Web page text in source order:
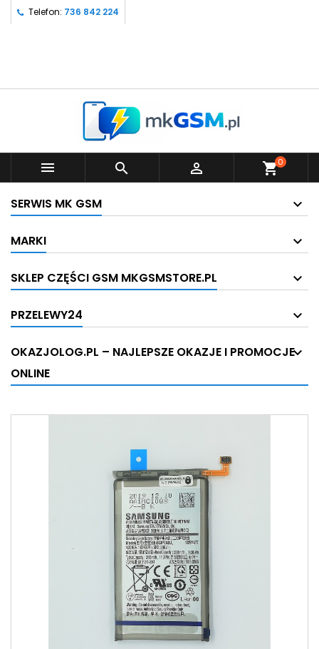
Telefon: 736 842 224
   shopping_cart0
SERWIS MK GSM
MARKI
SKLEP CZĘŚCI GSM MKGSMSTORE.PL
PRZELEWY24
OKAZJOLOG.PL – NAJLEPSZE OKAZJE I PROMOCJE
ONLINE